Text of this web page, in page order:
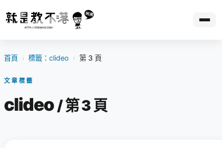
首頁 › 標籤：clideo › 第 3 頁
文章標籤
clideo / 第 3 頁